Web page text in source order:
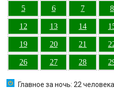
5 6 7 8
12 13 14
19 20 21
26 27 28
Главное за ночь: 22